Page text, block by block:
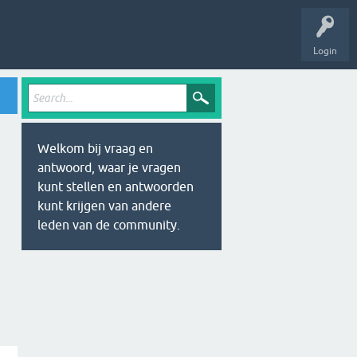
Login
Welkom bij vraag en
antwoord, waar je vragen
kunt stellen en antwoorden
kunt krijgen van andere
leden van de community.